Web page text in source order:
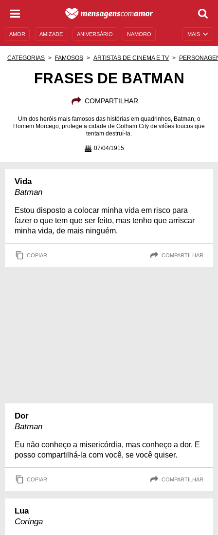
MAIS
AMOR AMIZADE ANIVERSÁRIO NAMORO
CATEGORIAS FAMOSOS ARTISTAS DE CINEMA E TV
FRASES DE BATMAN
COMPARTILHAR
Um dos heróis mais famosos das histórias em quadrinhos, Batman, o
Homem Morcego, protege a cidade de Gotham City de vilões loucos que
tentam destruí-la.
07/04/1915
Vida
Batman
Estou disposto a colocar minha vida em risco para
fazer o que tem que ser feito, mas tenho que arriscar
minha vida, de mais ninguém.
COPIAR COMPARTILHAR
Dor
Batman
Eu não conheço a misericórdia, mas conheço a dor. E
posso compartilhá-la com você, se você quiser.
COPIAR COMPARTILHAR
Lua
Coringa